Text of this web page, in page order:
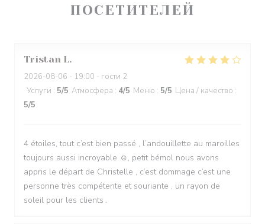
ПОСЕТИТЕЛЕЙ
Tristan L
2026-08-06 - 19:00 - гости 2
Услуги : 5/5 Атмосфера : 4/5 Меню : 5/5 Цена / качество :
5/5
4 étoiles, tout c’est bien passé , l’andouillette au maroilles
toujours aussi incroyable ☺️, petit bémol nous avons
appris le départ de Christelle , c’est dommage c’est une
personne très compétente et souriante , un rayon de
soleil pour les clients .